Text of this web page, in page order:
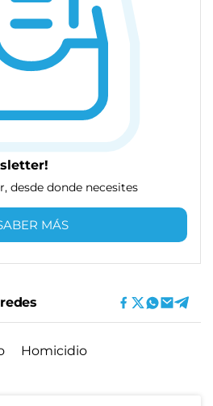
desde donde necesites
MÁS
Homicidio